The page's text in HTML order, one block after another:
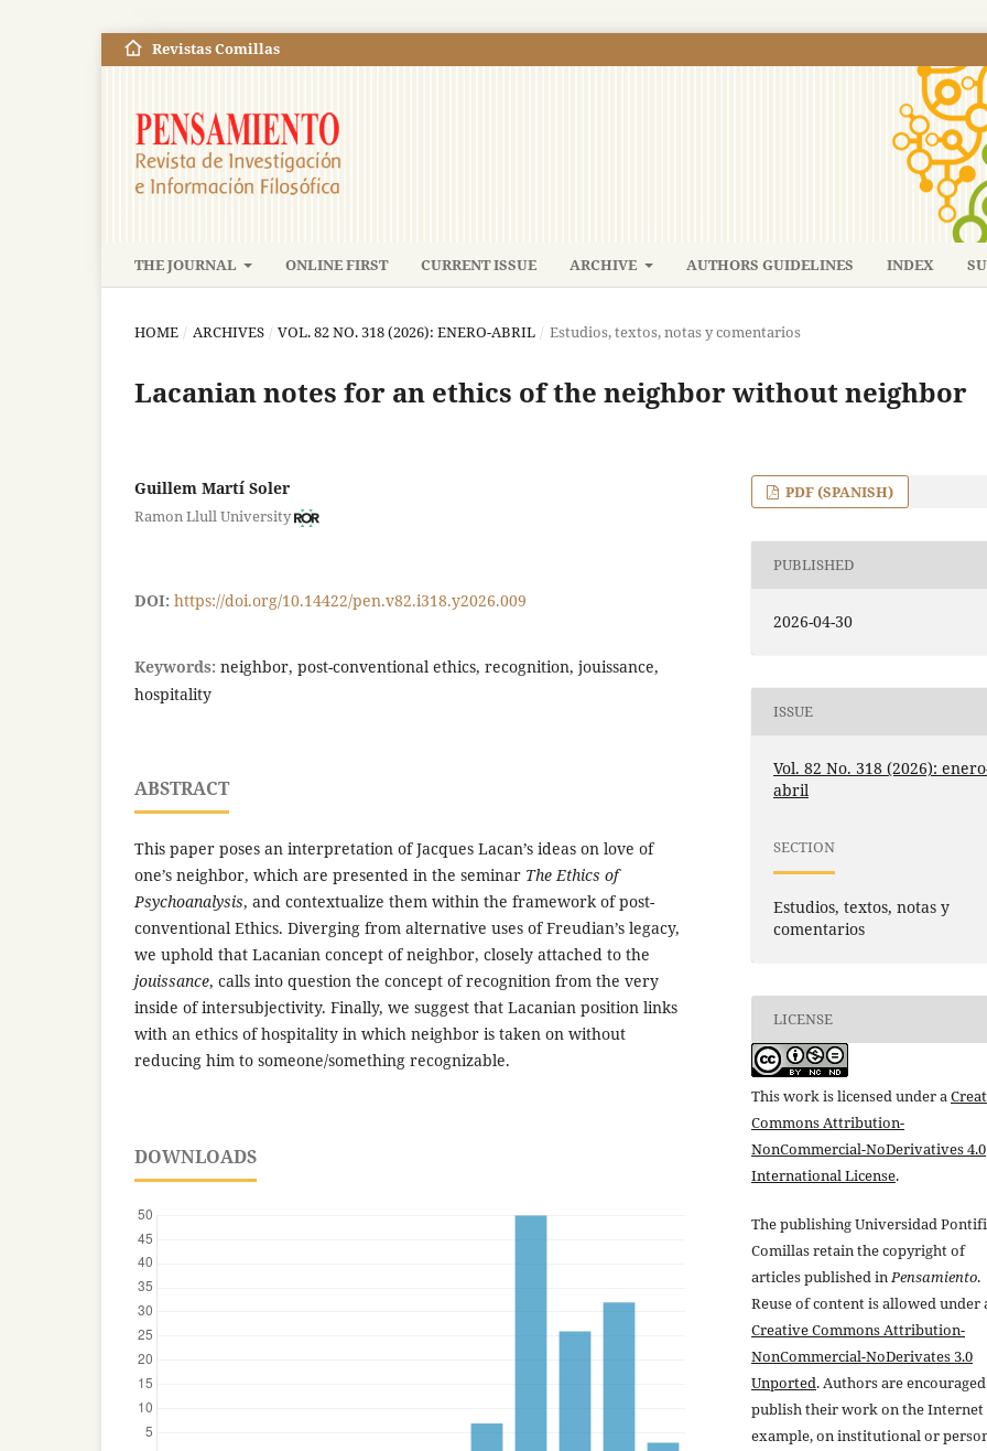
THE JOURNAL ONLINE FIRST CURRENT ISSUE ARCHIVE AUTHORS GUIDELINES INDEX
Revistas Comillas
HOME / ARCHIVES / VOL. 82 NO. 318 (2026): ENERO-ABRIL / Estudios, textos, notas y comentarios
Lacanian notes for an ethics of the neighbor without neighbor
Guillem Martí Soler
Ramon Llull University
DOI: https://doi.org/10.14422/pen.v82.i318.y2026.009
Keywords: neighbor, post-conventional ethics, recognition, jouissance,
hospitality
ABSTRACT
This paper poses an interpretation of Jacques Lacan’s ideas on love of
one’s neighbor, which are presented in the seminar The Ethics of
Psychoanalysis, and contextualize them within the framework of post-
conventional Ethics. Diverging from alternative uses of Freudian’s legacy,
we uphold that Lacanian concept of neighbor, closely attached to the
jouissance, calls into question the concept of recognition from the very
inside of intersubjectivity. Finally, we suggest that Lacanian position links
with an ethics of hospitality in which neighbor is taken on without
reducing him to someone/something recognizable.
DOWNLOADS
PDF (SPANISH)
PUBLISHED
2026-04-30
ISSUE
Vol. 82 No. 318 (2026):
abril
SECTION
Estudios, textos, notas y
comentarios
LICENSE
This work is licensed under a
Commons Attribution-
NonCommercial-NoDerivatives 4.0
International License.
The publishing Universidad
Comillas retain the copyright of
articles published inPensamiento.
Reuse of content is allowed under
Creative Commons Attribution-
NonCommercial-NoDerivates 3.0
Unported. Authors are
publish their work on the
example, on institutional or